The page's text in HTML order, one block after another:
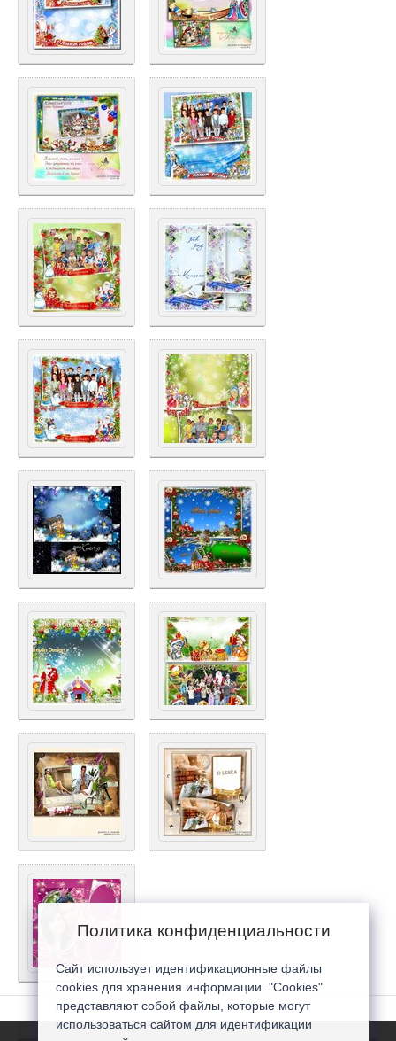
Политика конфиденциальности
Сайт использует идентификационные файлы
cookies для хранения информации. "Cookies"
представляют собой файлы, которые могут
использоваться сайтом для идентификации